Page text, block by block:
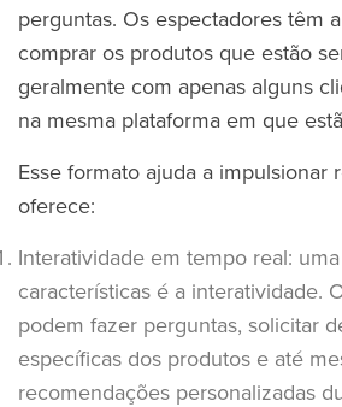
perguntas. Os espectadores têm
comprar os produtos que estão
geralmente com apenas alguns
na mesma plataforma em que
Esse formato ajuda a impulsionar
oferece:
Interatividade em tempo real:
características é a interatividade.
podem fazer perguntas, solicitar
específicas dos produtos e até
recomendações personalizadas